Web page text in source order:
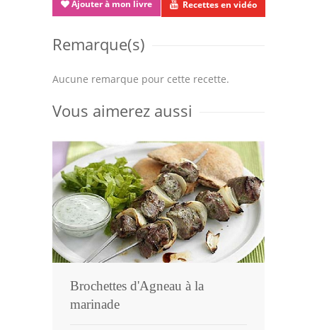
Ajouter à mon livre Recettes en vidéo
Remarque(s)
Aucune remarque pour cette recette.
Vous aimerez aussi
Brochettes d'Agneau à la
marinade